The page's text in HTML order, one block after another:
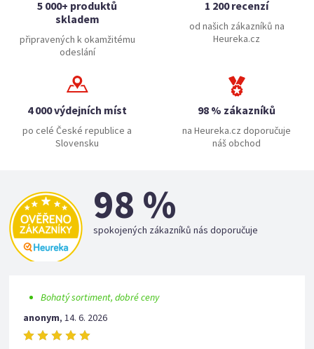
5 000+ produktů
skladem
připravených k okamžitému
odeslání
1 200 recenzí
od našich zákazníků na
Heureka.cz
4 000 výdejních míst
po celé České republice a
Slovensku
98 % zákazníků
na Heureka.cz doporučuje
náš obchod
98 %
spokojených zákazníků nás doporučuje
Bohatý sortiment, dobré ceny
anonym,14. 6. 2026